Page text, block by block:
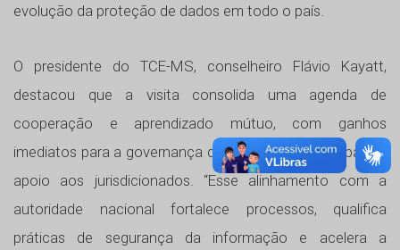
evolução da proteção de dados em todo o país.
O presidente do TCE-MS, conselheiro Flávio Kayatt,
destacou que a visita consolida uma agenda de
cooperação e aprendizado mútuo, com ganhos
imediatos para a governança de dados da Corte e para o
apoio aos jurisdicionados. “Esse alinhamento com a
autoridade nacional fortalece processos, qualifica
práticas de segurança da informação e acelera a